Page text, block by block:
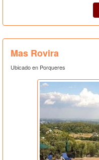
Mas Rovira
Ubicado en Porqueres